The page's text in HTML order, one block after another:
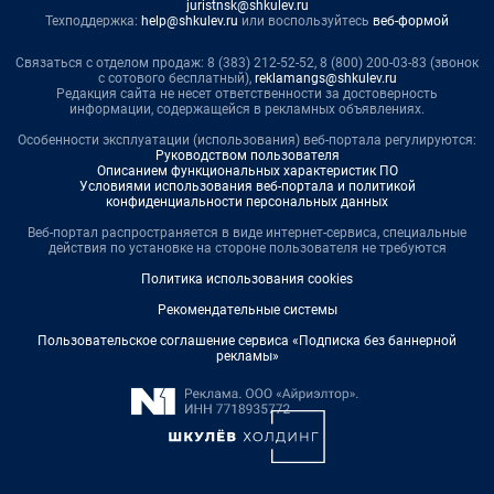
juristnsk@shkulev.ru
Техподдержка: help@shkulev.ru или воспользуйтесь веб-формой
Связаться с отделом продаж: 8 (383) 212-52-52, 8 (800) 200-03-83 (звонок
с сотового бесплатный), reklamangs@shkulev.ru
Редакция сайта не несет ответственности за достоверность
информации, содержащейся в рекламных объявлениях.
Особенности эксплуатации (использования) веб-портала регулируются:
Руководством пользователя
Описанием функциональных характеристик ПО
Условиями использования веб-портала и политикой
конфиденциальности персональных данных
Веб-портал распространяется в виде интернет-сервиса, специальные
действия по установке на стороне пользователя не требуются
Политика использования cookies
Рекомендательные системы
Пользовательское соглашение сервиса «Подписка без баннерной
рекламы»